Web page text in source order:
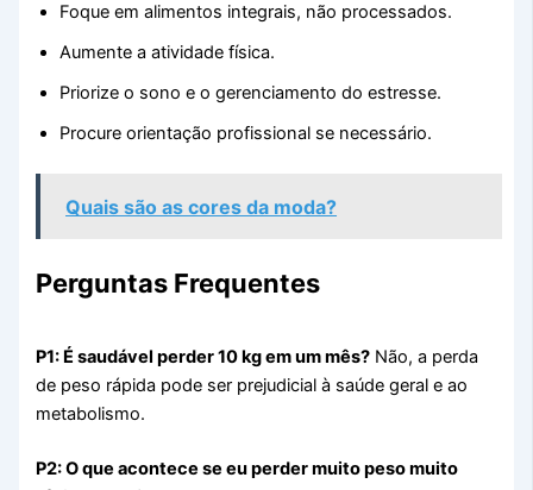
Foque em alimentos integrais, não processados.
Aumente a atividade física.
Priorize o sono e o gerenciamento do estresse.
Procure orientação profissional se necessário.
Quais são as cores da moda?
Perguntas Frequentes
P1: É saudável perder 10 kg em um mês? Não, a perda
de peso rápida pode ser prejudicial à saúde geral e ao
metabolismo.
P2: O que acontece se eu perder muito peso muito